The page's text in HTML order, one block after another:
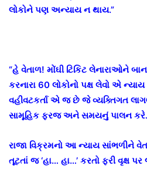
લોકોને પણ અન્યાય ન થાય.”
“હે વેતાળ! મોંઘી ટિકિટ લેનારાઓને
કરનારા 60 લોકોનો પક્ષ લેવો એ
વહીવટકર્તા એ જ છે જે વ્યક્તિગત
સામૂહિક ફરજ અને સમયનું પાલન
રાજા વિક્રમનો આ ન્યાય સાંભળીને
તૂટતાં જ ‘હા… હા…’ કરતો ફરી વૃક્ષ